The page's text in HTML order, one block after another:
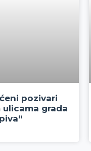
pozivari
grada